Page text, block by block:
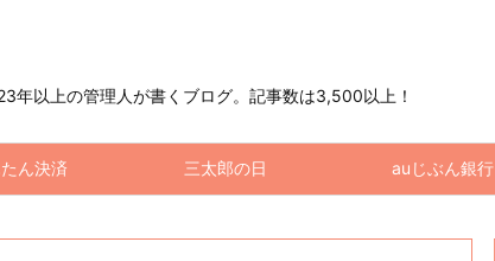
年以上の管理人が書くブログ。記事数は3,500以上！
ん決済 三太郎の日 auじぶん銀行